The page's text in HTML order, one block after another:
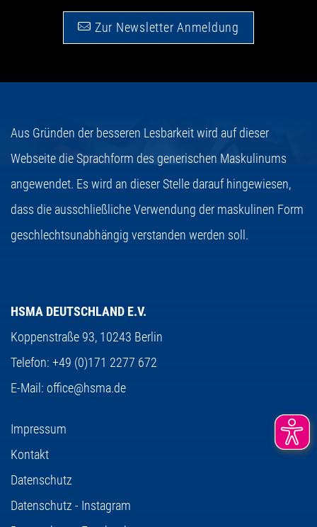
Zur Newsletter Anmeldung
Aus Gründen der besseren Lesbarkeit wird auf dieser
Webseite die Sprachform des generischen Maskulinums
angewendet. Es wird an dieser Stelle darauf hingewiesen,
dass die ausschließliche Verwendung der maskulinen Form
geschlechtsunabhängig verstanden werden soll.
HSMA DEUTSCHLAND E.V.
Koppenstraße 93, 10243 Berlin
Telefon: +49 (0)171 2277 672
E-Mail: office@hsma.de
Impressum
Kontakt
Datenschutz
Datenschutz - Instagram